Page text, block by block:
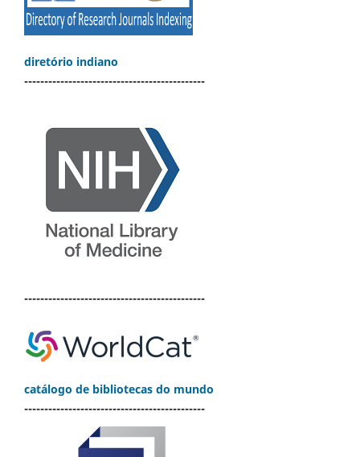
diretório indiano
---------------------------------------------
---------------------------------------------
catálogo de bibliotecas do mundo
---------------------------------------------